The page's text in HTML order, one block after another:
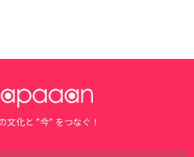
文化と ”今” をつなぐ！